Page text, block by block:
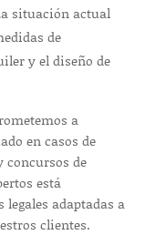
situación actual
de
y el diseño de
a
en casos de
concursos de
está
adaptadas a
clientes.